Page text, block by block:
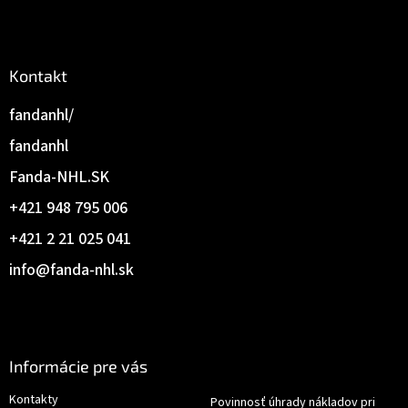
Kontakt
info@fanda-nhl.sk
+421 2 21 025 041
+421 948 795 006
Fanda-NHL.SK
fandanhl
fandanhl/
Informácie pre vás
Kontakty Povinnosť úhrady nákladov pri